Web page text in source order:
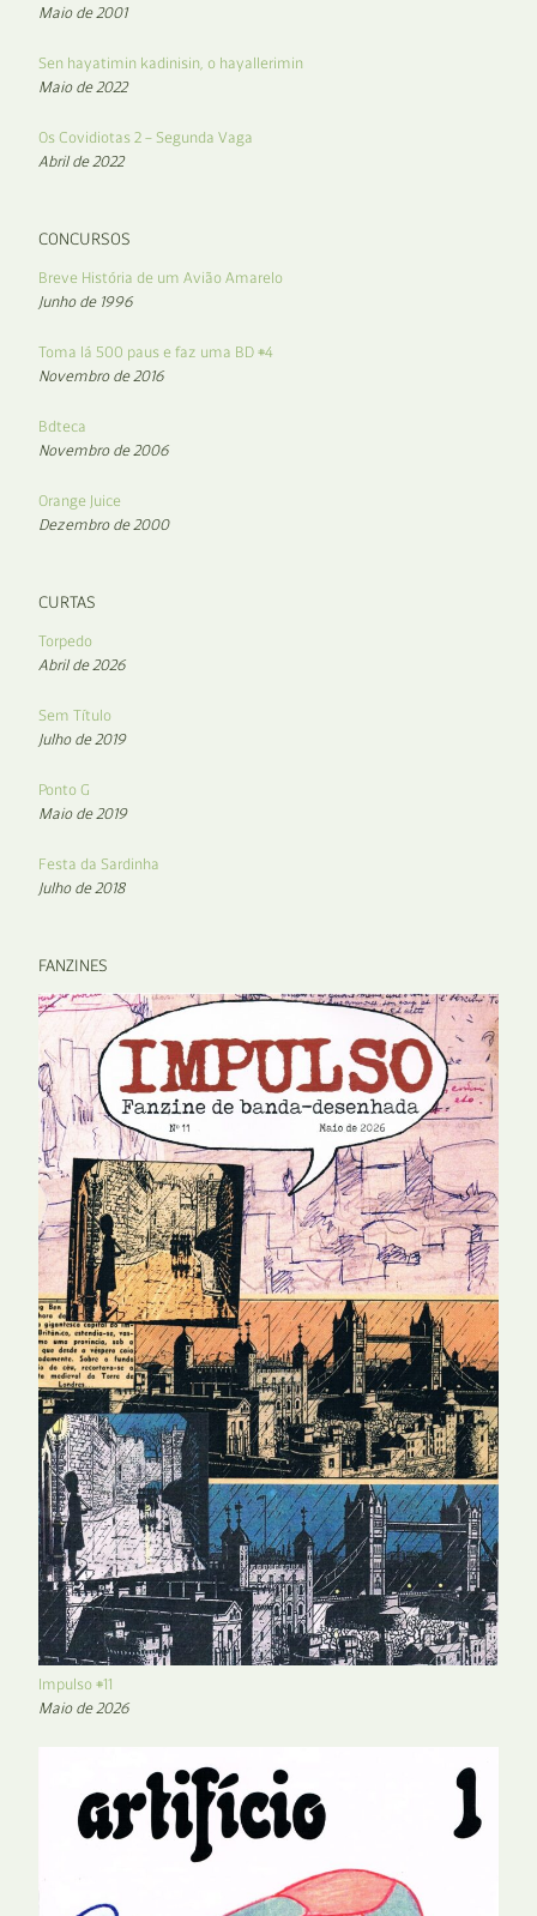
Maio de 2001
Sen hayatimin kadinisin, o hayallerimin
Maio de 2022
Os Covidiotas 2 – Segunda Vaga
Abril de 2022
CONCURSOS
Breve História de um Avião Amarelo
Junho de 1996
Toma lá 500 paus e faz uma BD #4
Novembro de 2016
Bdteca
Novembro de 2006
Orange Juice
Dezembro de 2000
CURTAS
Torpedo
Abril de 2026
Sem Título
Julho de 2019
Ponto G
Maio de 2019
Festa da Sardinha
Julho de 2018
FANZINES
Impulso #11
Maio de 2026